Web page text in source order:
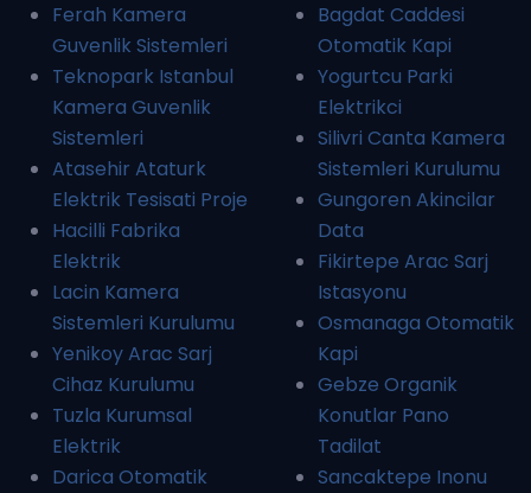
Ferah Kamera
Guvenlik Sistemleri
Teknopark Istanbul
Kamera Guvenlik
Sistemleri
Atasehir Ataturk
Elektrik Tesisati Proje
Hacilli Fabrika
Elektrik
Lacin Kamera
Sistemleri Kurulumu
Yenikoy Arac Sarj
Cihaz Kurulumu
Tuzla Kurumsal
Elektrik
Darica Otomatik
Bagdat Caddesi
Otomatik Kapi
Yogurtcu Parki
Elektrikci
Silivri Canta Kamera
Sistemleri Kurulumu
Gungoren Akincilar
Data
Fikirtepe Arac Sarj
Istasyonu
Osmanaga Otomatik
Kapi
Gebze Organik
Konutlar Pano
Tadilat
Sancaktepe Inonu